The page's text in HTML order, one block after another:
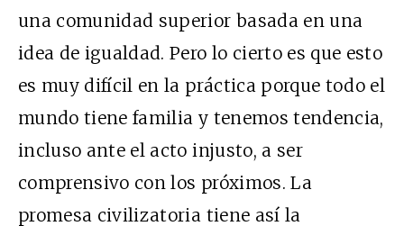
una comunidad superior basada en una
idea de igualdad. Pero lo cierto es que esto
es muy difícil en la práctica porque todo el
mundo tiene familia y tenemos tendencia,
incluso ante el acto injusto, a ser
comprensivo con los próximos. La
promesa civilizatoria tiene así la